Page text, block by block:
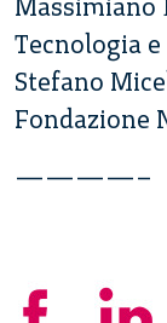
Massimiano
Tecnologia
Stefano
Fondazione
————–